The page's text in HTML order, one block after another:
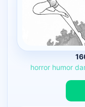
horror humor